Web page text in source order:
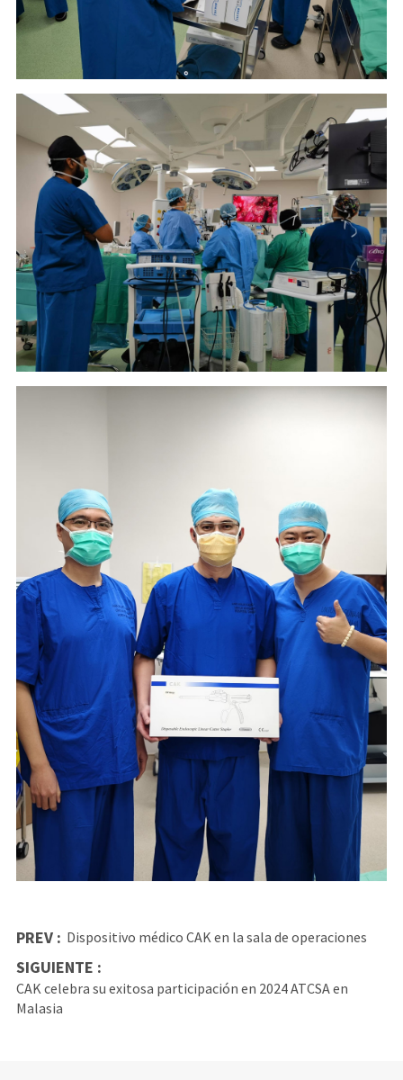
PREV : Dispositivo médico CAK en la sala de operaciones
SIGUIENTE :
CAK celebra su exitosa participación en 2024 ATCSA en
Malasia